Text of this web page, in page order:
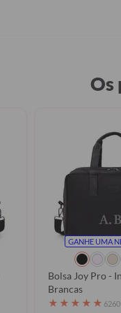
Os
GANHE UMA
Bolsa Joy Pro -
Brancas
★ ★ ★ ★ ★